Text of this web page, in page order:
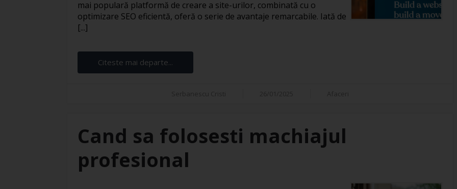
mai populară platformă de creare a site-urilor, combinată cu o
optimizare SEO eficientă, oferă o serie de avantaje remarcabile. Iată de
[...]
Citeste mai departe...
Cand sa folosesti machiajul
profesional